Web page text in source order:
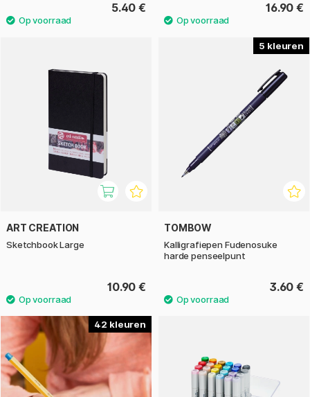
5.40 € 16.90 €
ART CREATION
Sketchbook Large
10.90 €
5
TOMBOW
Kalligrafiepen Fudenosuke
harde penseelpunt
3.60 €
42